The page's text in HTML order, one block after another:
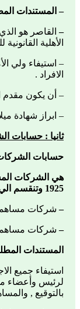
– المستندات
–
الأهلية
– استيفاء ولي
الافراد .
– أن يكون
– ابراز شهادة
ثانيا : حسابات
حسابات
هي الشركات
1925 وتنقسم الي :
– شركات
– شركات
المستندات
استيفاء جميع
لرئيس وأعضاء
بالتوقيع ,